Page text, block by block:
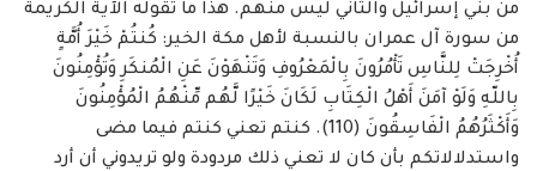
من بني إسرائيل والثاني ليس منهم. هذا ما ‏تقوله الآية الكريمة
من سورة آل عمران بالنسبة لأهل مكة الخير: كُنتُمْ خَيْرَ أُمَّةٍ
أُخْرِجَتْ لِلنَّاسِ تَأْمُرُونَ ‏بِالْمَعْرُوفِ وَتَنْهَوْنَ عَنِ الْمُنكَرِ وَتُؤْمِنُونَ
بِاللّهِ وَلَوْ آمَنَ أَهْلُ الْكِتَابِ لَكَانَ خَيْرًا لَّهُم مِّنْهُمُ الْمُؤْمِنُونَ
وَأَكْثَرُهُمُ ‏الْفَاسِقُونَ (110). كنتم تعني كنتم فيما مضى
واستدلالاتكم بأن كان لا تعني ذلك مردودة ولو ‏تريدوني أن أرد